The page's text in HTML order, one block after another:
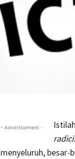
- Advertisement -
menyeluruh, besar-